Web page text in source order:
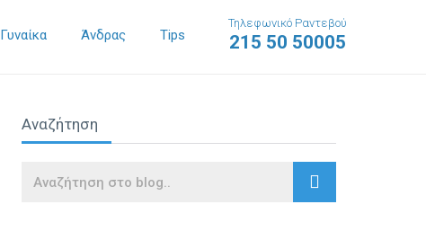
Γυναίκα Άνδρας Tips
Τηλεφωνικό Ραντεβού
215 50 50005
Αναζήτηση
Search